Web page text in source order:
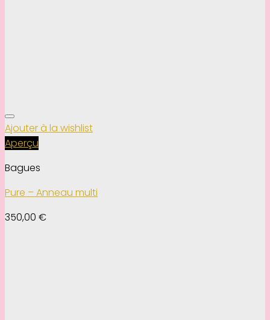
Ajouter à la wishlist
Aperçu
Bagues
Pure – Anneau multi
350,00 €